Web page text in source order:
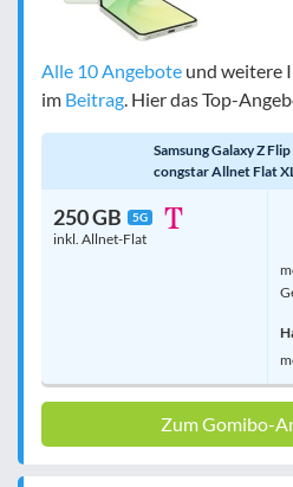
Alle 10 Angebote und weitere
im Beitrag . Hier das Top-
Samsung Galaxy Z
congstar Allnet Flat
250 GB 5G
inkl. Allnet-Flat
Zum Gomibo-